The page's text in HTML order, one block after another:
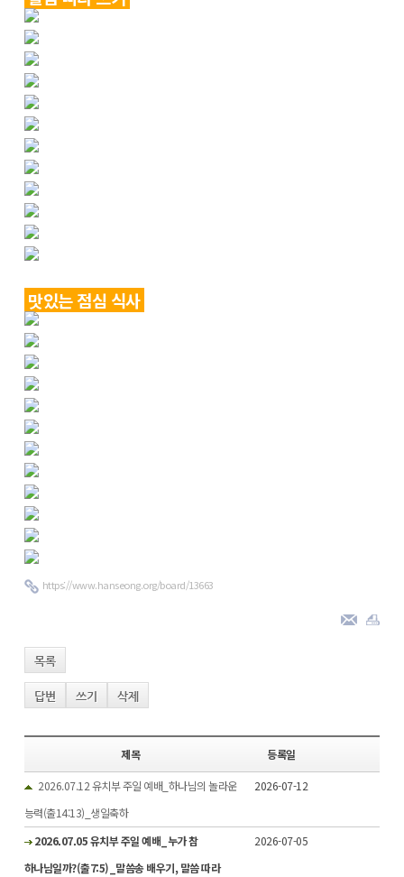
맛있는 점심 식사
https://www.hanseong.org/board/13663
목록
답변 쓰기 삭제
제목 등록일
2026.07.12 유치부 주일 예배_하나님의 놀라운
능력(출14:13)_생일축하
2026-07-12
2026.07.05 유치부 주일 예배_누가 참
하나님일까?(출7:5)_말씀송 배우기, 말씀 따라
2026-07-05